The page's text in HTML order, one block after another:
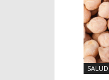
SALUD